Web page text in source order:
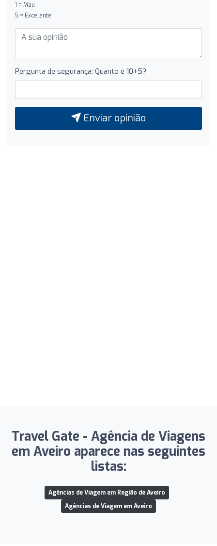
1 = Mau
5 = Excelente
Pergunta de segurança: Quanto é 10+5?
Enviar opinião
Travel Gate - Agência de Viagens
em Aveiro aparece nas seguintes
listas:
Agências de Viagem em Região de Aveiro
Agências de Viagem em Aveiro